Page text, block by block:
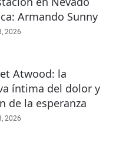
Armando Sunny
2026
Atwood: la
íntima del dolor y
de la esperanza
2026